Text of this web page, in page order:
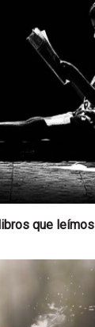
que leímos